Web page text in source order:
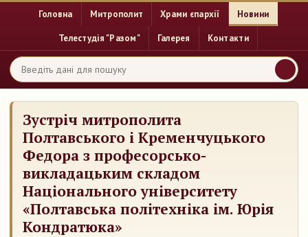
Головна Митрополит Храми єпархії Новини
Телестудія "Разом" Галерея Контакти
Зустріч митрополита
Полтавського і Кременчуцького
Федора з професорсько-
викладацьким складом
Національного університету
«Полтавська політехніка ім. Юрія
Кондратюка»